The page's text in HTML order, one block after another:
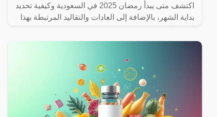
اكتشف متى يبدأ رمضان 2025 في السعودية وكيفية تحديد
بداية الشهر، بالإضافة إلى العادات والتقاليد المرتبطة بهذا